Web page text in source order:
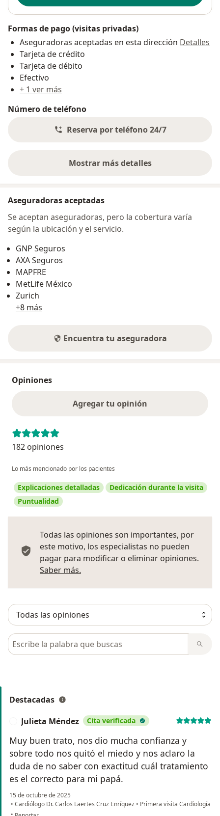
Formas de pago (visitas privadas)
Aseguradoras aceptadas en esta dirección Detalles
Tarjeta de crédito
Tarjeta de débito
Efectivo
+ 1 ver más
Número de teléfono
Reserva por teléfono 24/7
Mostrar más detalles
sobre la dirección
Aseguradoras aceptadas
Se aceptan aseguradoras, pero la cobertura varía
según la ubicación y el servicio.
GNP Seguros
AXA Seguros
MAPFRE
MetLife México
Zurich
+8 más
Encuentra tu aseguradora
Opiniones
Agregar tu opinión
182 opiniones
Lo más mencionado por los pacientes
Explicaciones detalladas
Dedicación durante la visita
Puntualidad
Todas las opiniones son importantes, por
este motivo, los especialistas no pueden
pagar para modificar o eliminar opiniones.
Saber más.
Busca en opiniones
Destacadas
Julieta Méndez Cita verificada
Muy buen trato, nos dio mucha confianza y
sobre todo nos quitó el miedo y nos aclaro la
duda de no saber con exactitud cuál tratamiento
es el correcto para mi papá.
15 de octubre de 2025
• Cardiólogo Dr. Carlos Laertes Cruz Enríquez • Primera visita Cardiología
en opinión del usuario Julieta Méndez